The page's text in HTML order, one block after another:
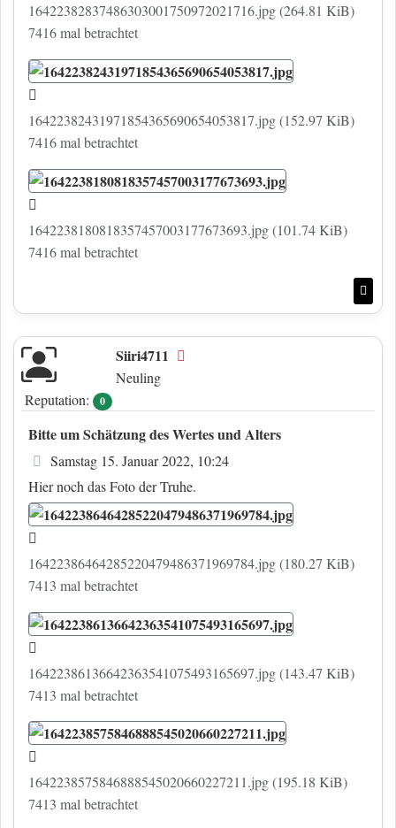
16422382837486303001750972021716.jpg (264.81 KiB)
7416 mal betrachtet
16422382431971854365690654053817.jpg (152.97 KiB)
7416 mal betrachtet
1642238180818357457003177673693.jpg (101.74 KiB)
7416 mal betrachtet
Siiri4711
Neuling
Reputation:
0
Bitte um Schätzung des Wertes und Alters
Beitrag
Samstag 15. Januar 2022, 10:24
Hier noch das Foto der Truhe.
16422386464285220479486371969784.jpg (180.27 KiB)
7413 mal betrachtet
16422386136642363541075493165697.jpg (143.47 KiB)
7413 mal betrachtet
1642238575846888545020660227211.jpg (195.18 KiB)
7413 mal betrachtet